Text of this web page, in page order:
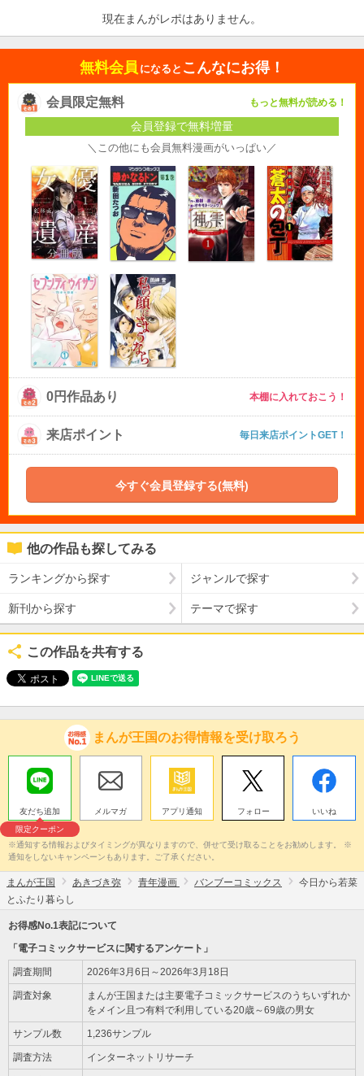
現在まんがレポはありません。
無料会員 になると こんなにお得！
会員限定無料 もっと無料が読める！
会員登録で無料増量
＼この他にも会員無料漫画がいっぱい／
0円作品あり 本棚に入れておこう！
来店ポイント 毎日来店ポイントGET！
今すぐ会員登録する(無料)
他の作品も探してみる
ランキングから探す ジャンルで探す
新刊から探す テーマで探す
この作品を共有する
まんが王国のお得情報を受け取ろう
友だち追加
限定クーポン
メルマガ アプリ通知 フォロー いいね
※通知する情報およびタイミングが異なりますので、併せて受け取ることをお勧めします。 ※
通知をしないキャンペーンもあります。ご了承ください。
まんが王国 あきづき弥 青年漫画 バンブーコミックス
今日から若菜
とふたり暮らし
お得感No.1表記について
「電子コミックサービスに関するアンケート」
調査期間 2026年3月6日～2026年3月18日
調査対象
まんが王国または主要電子コミックサービスのうちいずれか
をメイン且つ有料で利用している20歳～69歳の男女
サンプル数 1,236サンプル
調査方法 インターネットリサーチ